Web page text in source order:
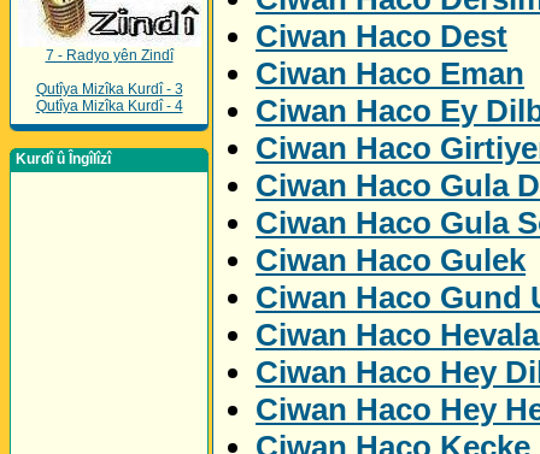
7 - Radyo yên Zindî
Qutîya Mizîka Kurdî - 3
Qutîya Mizîka Kurdî - 4
Kurdî û Îngîlîzî
Ciwan Haco Dest
Ciwan Haco Eman
Ciwan Haco Ey
Ciwan Haco
Ciwan Haco Gula
Ciwan Haco Gula
Ciwan Haco Gulek
Ciwan Haco Gund
Ciwan Haco
Ciwan Haco Hey
Ciwan Haco Hey
Ciwan Haco Kecke